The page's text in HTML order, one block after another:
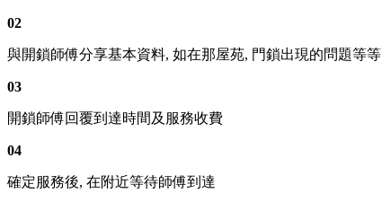
02
與開鎖師傅分享基本資料, 如在那屋苑, 門鎖出現的問題等等
03
開鎖師傅回覆到達時間及服務收費
04
確定服務後, 在附近等待師傅到達